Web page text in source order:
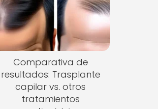
Comparativa de
resultados: Trasplante
capilar vs. otros
tratamientos